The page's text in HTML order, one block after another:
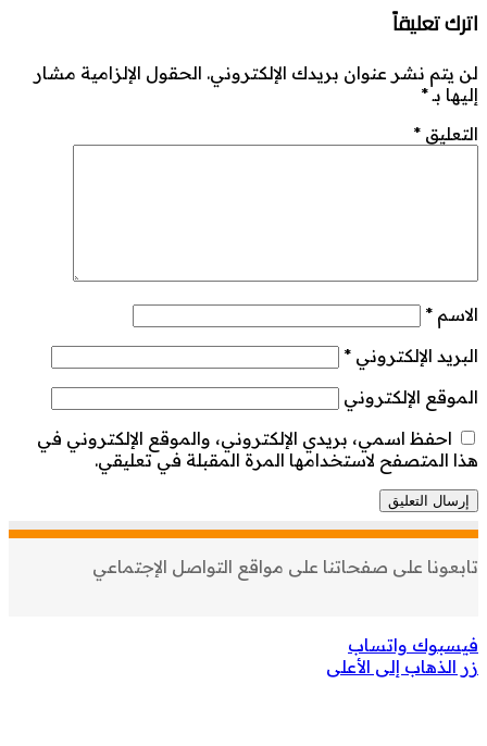
اترك تعليقاً
لن يتم نشر عنوان بريدك الإلكتروني. الحقول الإلزامية مشار
إليها بـ*
التعليق *
الاسم *
البريد الإلكتروني *
الموقع الإلكتروني
احفظ اسمي، بريدي الإلكتروني، والموقع الإلكتروني في
هذا المتصفح لاستخدامها المرة المقبلة في تعليقي.
تابعونا على صفحاتنا على مواقع التواصل الإجتماعي
فيسبوك واتساب
زر الذهاب إلى الأعلى